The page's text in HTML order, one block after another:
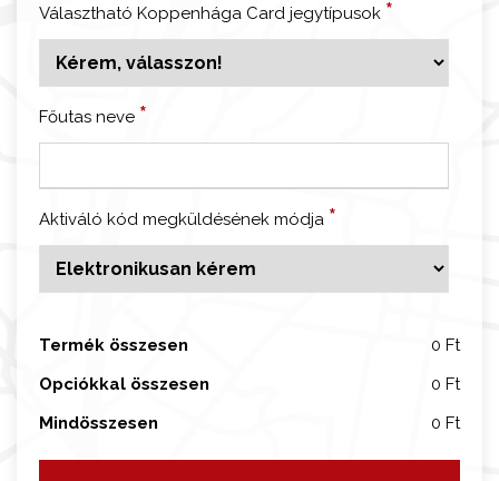
p
e
á
a
C
d
ö
z
e
k
Választható Koppenhága Card jegytípusok *
Főutas neve *
Aktiváló kód megküldésének módja *
Termék összesen
0 Ft
Opciókkal összesen
0 Ft
Mindösszesen
0 Ft